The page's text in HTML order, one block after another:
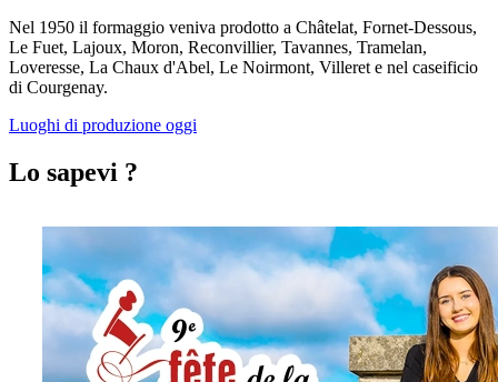
Nel 1950 il formaggio veniva prodotto a Châtelat, Fornet-Dessous,
Le Fuet, Lajoux, Moron, Reconvillier, Tavannes, Tramelan,
Loveresse, La Chaux d'Abel, Le Noirmont, Villeret e nel caseificio
di Courgenay.
Luoghi di produzione oggi
Lo sapevi ?